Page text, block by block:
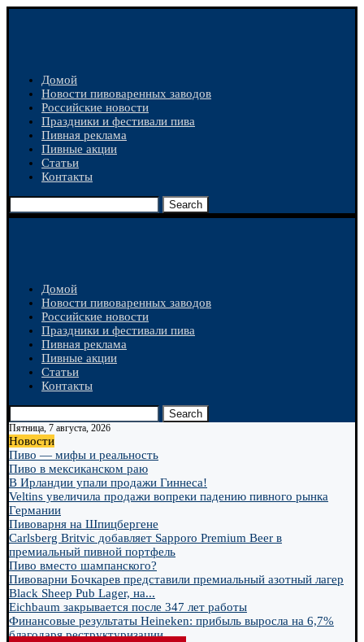
Домой
Новости пивоваренных заводов
Российские новости
Праздники и фестивали пива
Пивная реклама
Пивные акции
Статьи
Контакты
Search
Домой
Новости пивоваренных заводов
Российские новости
Праздники и фестивали пива
Пивная реклама
Пивные акции
Статьи
Контакты
Search
Пятница, 7 августа, 2026
Новости
Пиво — мифы и реальность
Пиво в мексиканском раю
В Ирландии упали продажи Гиннеса!
Veltins увеличила продажи вопреки падению пивного рынка
Германии
Пивоварня на Шпицбергене
Carlsberg Britvic добавляет Sapporo Premium Beer в
премиальный пивной портфель
Пиво вместо шампанского?
Пивоварни Бочкарев представили премиальный азотный лагер
Black Sheep Pub Lager, на...
Eichbaum закрывается после 347 лет работы
Финансовые результаты Heineken: прибыль выросла на 6,7%
благодаря реструктуризации